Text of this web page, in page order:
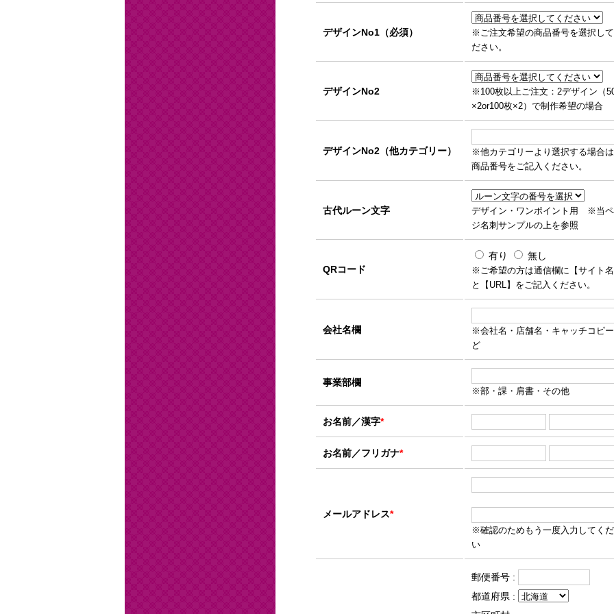
デザインNo1（必須）
※ご注文希望の商品番号を選択し
ださい。
デザインNo2
※100枚以上ご注文：2デザイン（
×2or100枚×2）で制作希望の場合
デザインNo2（他カテゴリー）
※他カテゴリーより選択する場合
商品番号をご記入ください。
古代ルーン文字
デザイン・ワンポイント用 ※当
ジ名刺サンプルの上を参照
QRコード
有り 無し
※ご希望の方は通信欄に【サイト
と【URL】をご記入ください。
会社名欄
※会社名・店舗名・キャッチコピ
ど
事業部欄
※部・課・肩書・その他
お名前／漢字*
お名前／フリガナ*
メールアドレス*
※確認のためもう一度入力してく
い
郵便番号 :
都道府県 :